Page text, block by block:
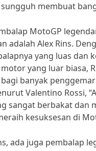
membuat
MotoGP
adalah Alex Rins.
yang luas dan
yang luar biasa,
banyak
Valentino Rossi,
sangat berbakat dan
kesuksesan di
ada juga pembalap